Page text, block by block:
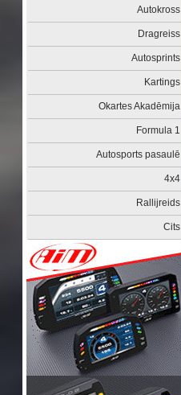
Autokross
Dragreiss
Autosprints
Kartings
Okartes Akadēmija
Formula 1
Autosports pasaulē
4x4
Rallijreids
Cits